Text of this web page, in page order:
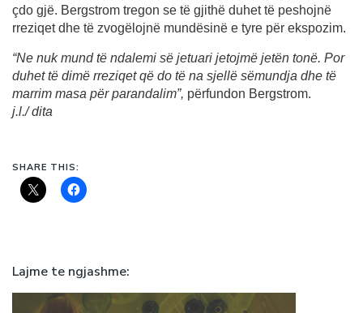
çdo gjë. Bergstrom tregon se të gjithë duhet të peshojnë
rreziqet dhe të zvogëlojnë mundësinë e tyre për ekspozim.
“Ne nuk mund të ndalemi së jetuari jetojmë jetën tonë. Por
duhet të dimë rreziqet që do të na sjellë sëmundja dhe të
marrim masa për parandalim”, përfundon Bergstrom.
j.l./ dita
SHARE THIS:
Lajme te ngjashme